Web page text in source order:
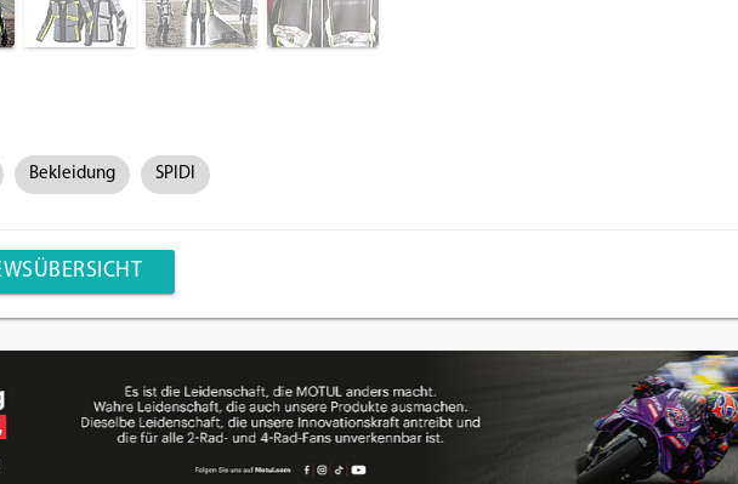
Bekleidung SPIDI